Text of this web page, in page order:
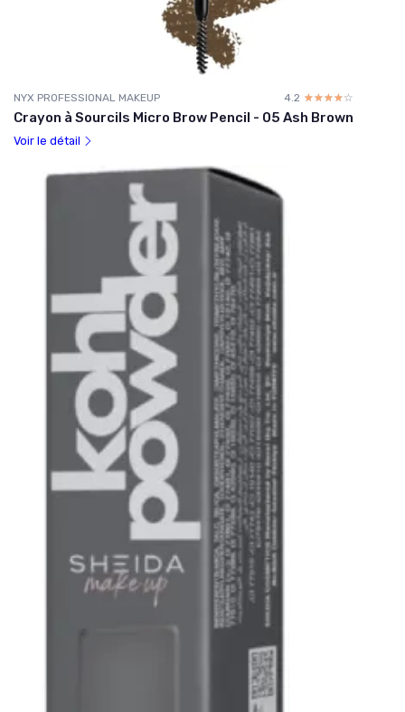
NYX PROFESSIONAL MAKEUP 4.2 ☆☆☆☆☆
★★★★★
Crayon à Sourcils Micro Brow Pencil - 05 Ash Brown
Voir le détail